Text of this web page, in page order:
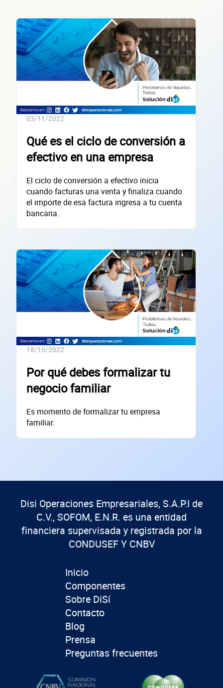
03/11/2022
Qué es el ciclo de conversión a
efectivo en una empresa
El ciclo de conversión a efectivo inicia
cuando facturas una venta y finaliza cuando
el importe de esa factura ingresa a tu cuenta
bancaria.
18/10/2022
Por qué debes formalizar tu
negocio familiar
Es momento de formalizar tu empresa
familiar.
Confirma tu correo electrónico
Datos
Sitio electrónico
Razón social
RFC de la empresa
Código Postal
Dirección de la empresa: Calle
+ 80empresas financiadas en los últimos 30 días
Inicio
Componentes
Sobre DiSí
Contacto
Blog
Prensa
Preguntas frecuentes
Disi Operaciones Empresariales, S.A.P.I de
C.V., SOFOM, E.N.R. es una entidad
financiera supervisada y registrada por la
CONDUSEF Y CNBV